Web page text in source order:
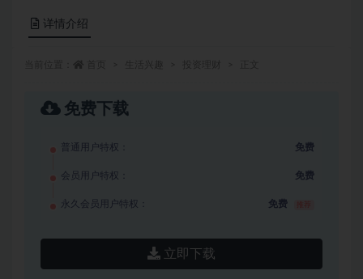
详情介绍
免费下载
普通用户特权： 免费
会员用户特权： 免费
永久会员用户特权： 免费
立即下载